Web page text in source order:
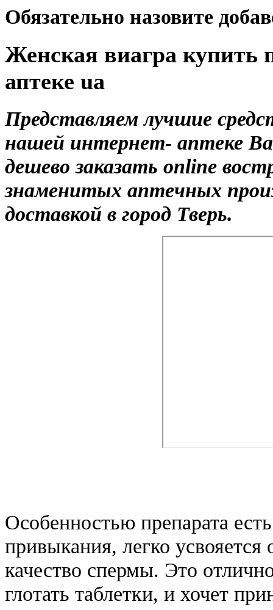
Обязательно назовите
Женская виагра купить
аптеке ua
Представляем лучшие
нашей интернет- аптеке
дешево заказать online
знаменитых аптечных
доставкой в город Тверь.
Особенностью препарата
привыкания, легко
качество спермы. Это
глотать таблетки, и хочет